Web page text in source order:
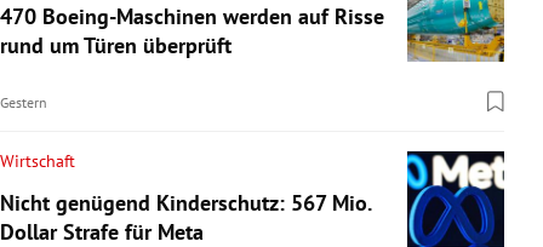
470 Boeing-Maschinen werden auf Risse
rund um Türen überprüft
Gestern
Wirtschaft
Nicht genügend Kinderschutz: 567 Mio.
Dollar Strafe für Meta